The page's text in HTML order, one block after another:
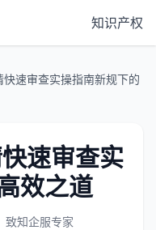
知识产权
速审查实操指南新规下的
速审查实
效之道
致知企服专家